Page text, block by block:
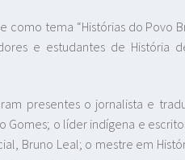
como tema “Histórias do Povo
e estudantes de
presentes o jornalista e
Gomes; o líder indígena e
Bruno Leal; o mestre em